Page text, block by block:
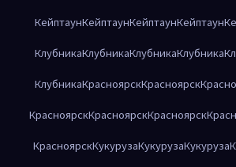
КейптаунКейптаунКейптаунКейптаун
КлубникаКлубникаКлубникаКлубника
КлубникаКрасноярскКрасноярск
КрасноярскКрасноярскКрасноярск
КрасноярскКукурузаКукурузаКукуруза